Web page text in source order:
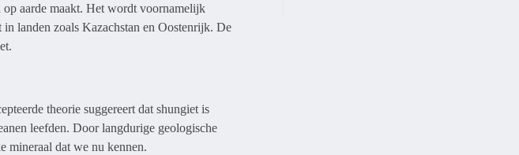
op aarde maakt. Het wordt voornamelijk
landen zoals Kazachstan en Oostenrijk. De
theorie suggereert dat shungiet is
leefden. Door langdurige geologische
mineraal dat we nu kennen.